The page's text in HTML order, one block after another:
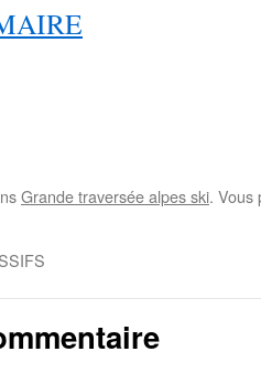
Grande traversée alpes ski. Vous